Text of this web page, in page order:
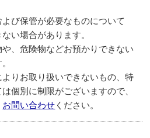
び保管が必要なものについて
い場合があります。
や、危険物などお預かりできない
よりお取り扱いできないもの、特
個別に制限がございますので、
お問い合わせ ください。